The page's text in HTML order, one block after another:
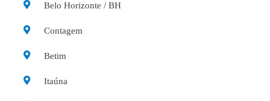
Belo Horizonte / BH
Contagem
Betim
Itaúna